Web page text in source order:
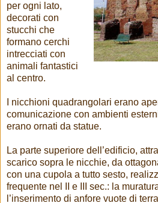
per ogni lato,
decorati con
stucchi che
formano cerchi
intrecciati con
animali fantastici
al centro.
I nicchioni quadrangolari erano
comunicazione con ambienti
erano ornati da statue.
La parte superiore dell’edificio,
scarico sopra le nicchie, da
con una cupola a tutto sesto,
frequente nel II e III sec.: la
l’inserimento di anfore vuote di